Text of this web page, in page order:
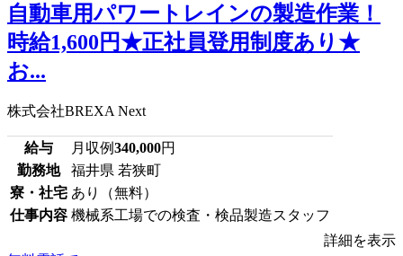
⾃動⾞⽤パワートレインの製造作業！
時給1,600円★正社員登用制度あり★
お...
株式会社BREXA Next
給与 月収例340,000円
勤務地
福井県 若狭町
寮・社宅 あり（無料）
仕事内容 機械系工場での検査・検品製造スタッフ
詳細を表示